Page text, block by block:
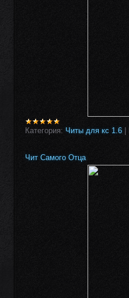
Категория: Читы для кс 1.6
Чит Самого Отца